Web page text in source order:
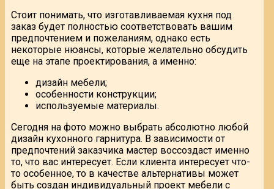
Стоит понимать, что изготавливаемая кухня под
заказ будет полностью соответствовать вашим
предпочтением и пожеланиям, однако есть
некоторые нюансы, которые желательно обсудить
еще на этапе проектирования, а именно:
дизайн мебели;
особенности конструкции;
используемые материалы.
Сегодня на фото можно выбрать абсолютно любой
дизайн кухонного гарнитура. В зависимости от
предпочтений заказчика мастер воссоздаст именно
то, что вас интересует. Если клиента интересует что-
то особенное, то в качестве альтернативы может
быть создан индивидуальный проект мебели с